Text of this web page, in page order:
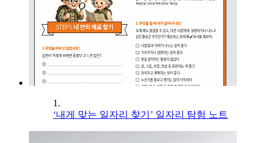
1.
‘내게 맞는 일자리 찾기’ 일자리 탐험 노트